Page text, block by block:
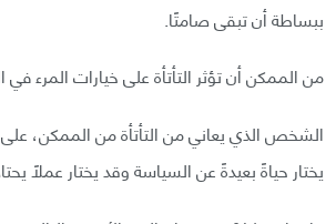
ببساطة أن تبقى صامتًا.
من الممكن أن تؤثر التأتأة على خيارات المرء في
الشخص الذي يعاني من التأتأة من الممكن،
يختار حياةً بعيدةً عن السياسة وقد يختار عملًا